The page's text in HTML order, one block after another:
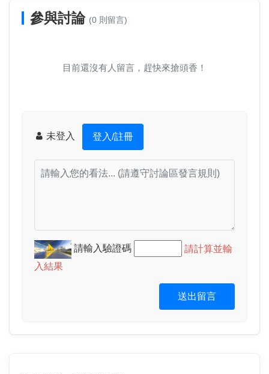
參與討論 (0 則留言)
目前還沒有人留言，趕快來搶頭香！
未登入 登入/註冊
請輸入驗證碼
請計算並輸
入結果
送出留言